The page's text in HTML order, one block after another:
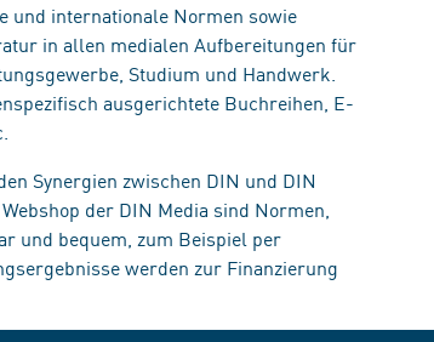
und internationale Normen sowie
in allen medialen Aufbereitungen für
Studium und Handwerk.
ausgerichtete Buchreihen, E-
Synergien zwischen DIN und DIN
der DIN Media sind Normen,
und bequem, zum Beispiel per
werden zur Finanzierung